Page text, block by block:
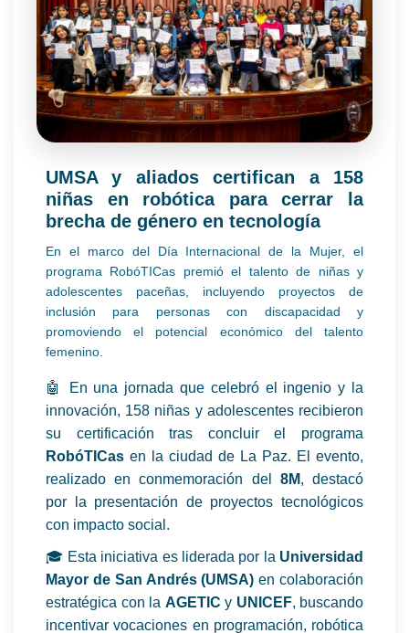
UMSA y aliados certifican a 158
niñas en robótica para cerrar la
brecha de género en tecnología
En el marco del Día Internacional de la Mujer, el
programa RobóTICas premió el talento de niñas y
adolescentes paceñas, incluyendo proyectos de
inclusión para personas con discapacidad y
promoviendo el potencial económico del talento
femenino.
🤖 En una jornada que celebró el ingenio y la
innovación, 158 niñas y adolescentes recibieron
su certificación tras concluir el programa
RobóTICas en la ciudad de La Paz. El evento,
realizado en conmemoración del 8M, destacó
por la presentación de proyectos tecnológicos
con impacto social.
🎓 Esta iniciativa es liderada por la Universidad
Mayor de San Andrés (UMSA) en colaboración
estratégica con la AGETIC y UNICEF, buscando
incentivar vocaciones en programación, robótica